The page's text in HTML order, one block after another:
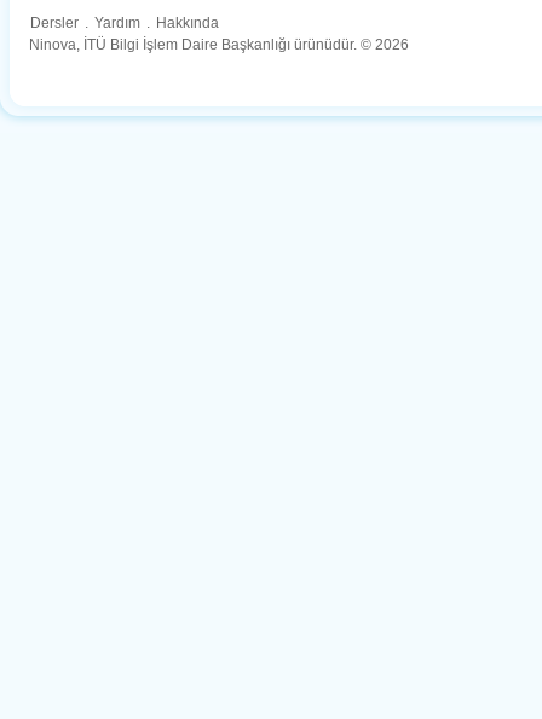
Dersler . Yardım . Hakkında
Ninova, İTÜ Bilgi İşlem Daire Başkanlığı ürünüdür. © 2026